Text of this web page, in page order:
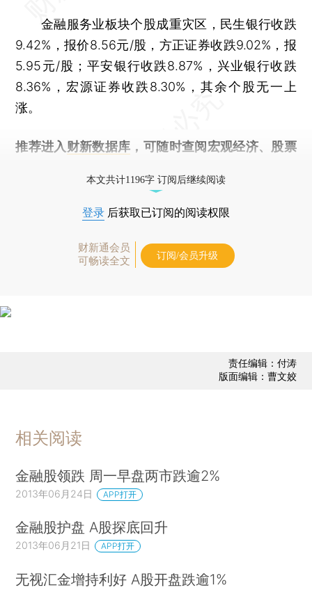
金融服务业板块个股成重灾区，民生银行收跌
9.42%，报价8.56元/股，方正证券收跌9.02%，报
5.95元/股；平安银行收跌8.87%，兴业银行收跌
8.36%，宏源证券收跌8.30%，其余个股无一上
涨。
推荐进入 财新数据库 ，可随时查阅宏观经济、股票
本文共计1196字 订阅后继续阅读
登录 后获取已订阅的阅读权限
财新通会员
可畅读全文
订阅/会员升级
责任编辑：付涛
版面编辑：曹文姣
相关阅读
金融股领跌 周一早盘两市跌逾2%
2013年06月24日 APP打开
金融股护盘 A股探底回升
2013年06月21日 APP打开
无视汇金增持利好 A股开盘跌逾1%